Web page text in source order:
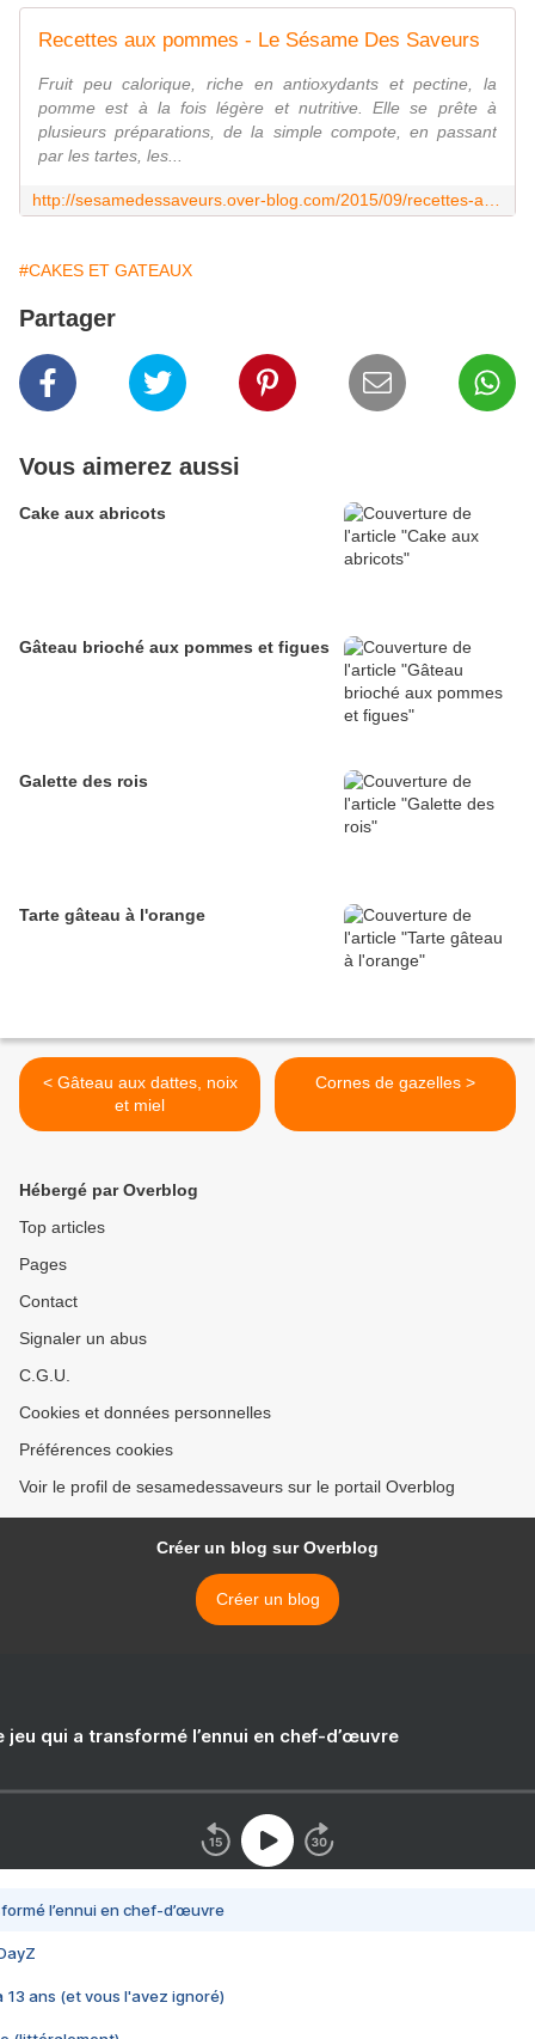
Recettes aux pommes - Le Sésame Des Saveurs
Fruit peu calorique, riche en antioxydants et pectine, la
pomme est à la fois légère et nutritive. Elle se prête à
plusieurs préparations, de la simple compote, en passant
par les tartes, les...
#CAKES ET GATEAUX
Partager
Vous aimerez aussi
Cake aux abricots
Gâteau brioché aux pommes et figues
Galette des rois
Tarte gâteau à l'orange
< Gâteau aux dattes, noix
et miel
Cornes de gazelles >
Hébergé par Overblog
Top articles
Pages
Contact
Signaler un abus
C.G.U.
Cookies et données personnelles
Préférences cookies
Voir le profil de sesamedessaveurs sur le portail Overblog
Créer un blog sur Overblog
Créer un blog
jeu qui a transformé l’ennui en chef-d’œuvre
l’ennui en chef-d’œuvre
13 ans (et vous l'avez ignoré)